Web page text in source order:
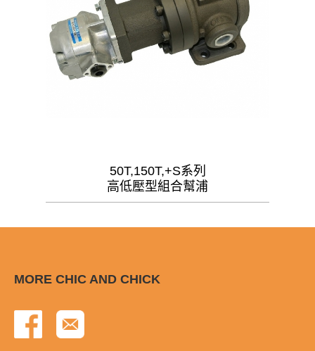
50T,150T,+S系列
高低壓型組合幫浦
MORE CHIC AND CHICK